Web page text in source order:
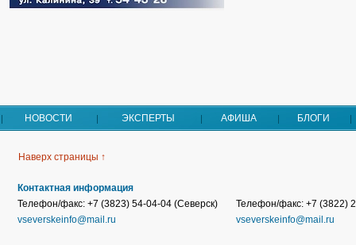
НОВОСТИ ЭКСПЕРТЫ АФИША БЛОГИ
Наверх страницы ↑
Контактная информация
Телефон/факс: +7 (3823) 54-04-04 (Северск)
vseverskeinfo@mail.ru
Телефон/факс: +7 (3822)
vseverskeinfo@mail.ru